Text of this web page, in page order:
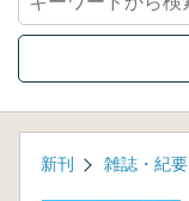
新刊 雑誌・紀要